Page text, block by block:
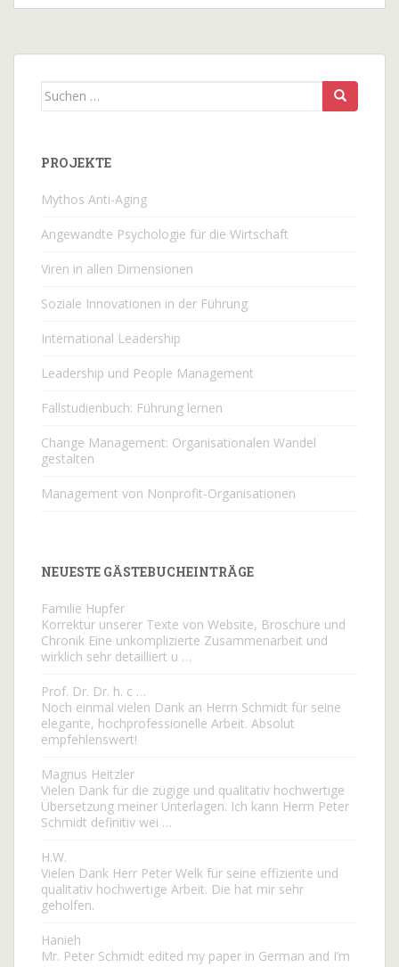
Suchen
PROJEKTE
Mythos Anti-Aging
Angewandte Psychologie für die Wirtschaft
Viren in allen Dimensionen
Soziale Innovationen in der Führung
International Leadership
Leadership und People Management
Fallstudienbuch: Führung lernen
Change Management: Organisationalen Wandel
gestalten
Management von Nonprofit-Organisationen
NEUESTE GÄSTEBUCHEINTRÄGE
Familie Hupfer
Korrektur unserer Texte von Website, Broschüre und
Chronik Eine unkomplizierte Zusammenarbeit und
wirklich sehr detailliert u …
Prof. Dr. Dr. h. c …
Noch einmal vielen Dank an Herrn Schmidt für seine
elegante, hochprofessionelle Arbeit. Absolut
empfehlenswert!
Magnus Heitzler
Vielen Dank für die zügige und qualitativ hochwertige
Übersetzung meiner Unterlagen. Ich kann Herrn Peter
Schmidt definitiv wei …
H.W.
Vielen Dank Herr Peter Welk für seine effiziente und
qualitativ hochwertige Arbeit. Die hat mir sehr
geholfen.
Hanieh
Mr. Peter Schmidt edited my paper in German and I’m